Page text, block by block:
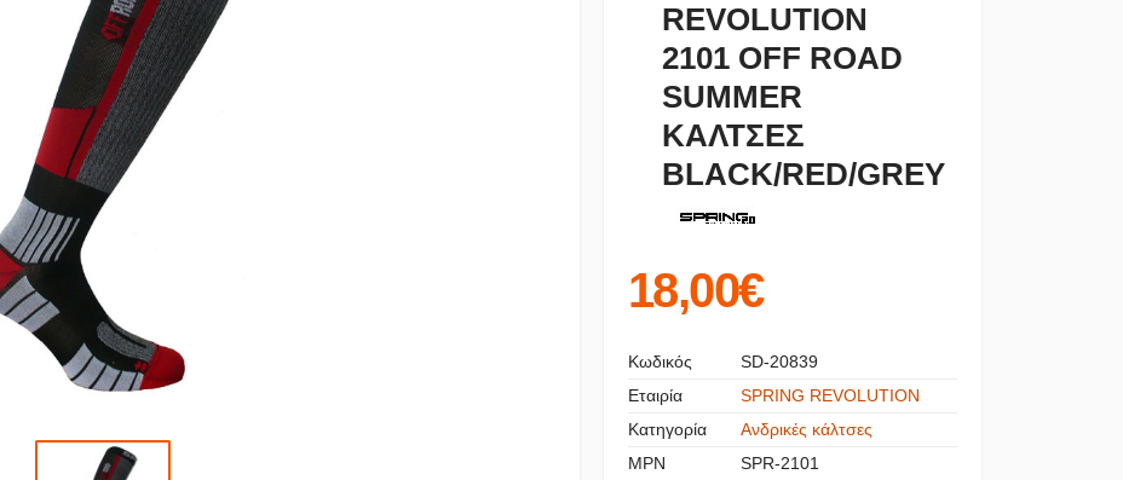
REVOLUTION
2101 OFF ROAD
SUMMER
ΚΑΛΤΣΕΣ
BLACK/RED/GREY
18,00€
Κωδικός
SD-20839
Εταιρία
SPRING REVOLUTION
Κατηγορία
Ανδρικές κάλτσες
MPN
SPR-2101